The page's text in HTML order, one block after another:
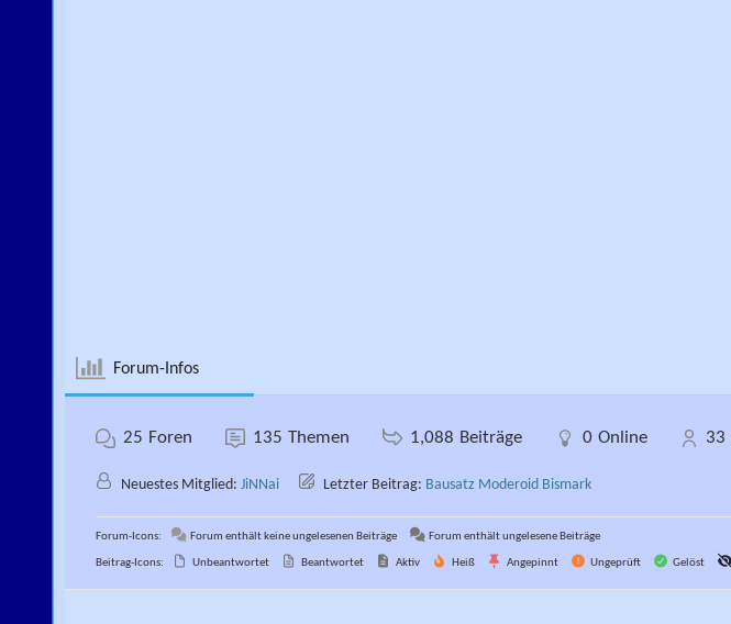
Forum-Infos
25 Foren 135 Themen 1,088 Beiträge 0 Online 33
Neuestes Mitglied: JiNNai Letzter Beitrag: Bausatz Moderoid Bismark
Forum-Icons: Forum enthält keine ungelesenen Beiträge Forum enthält ungelesene Beiträge
Beitrag-Icons: Unbeantwortet Beantwortet Aktiv Heiß Angepinnt Ungeprüft Gelöst